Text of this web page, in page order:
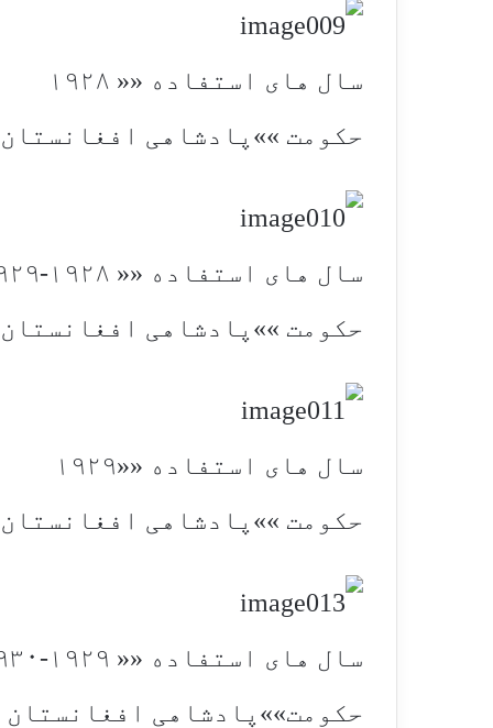
سال های استفاده «« ۱۹۲۸
حکومت »»پادشاهی افغانستان
سال های استفاده «« ۱۹۲۸-۱۹۲۹
حکومت »»پادشاهی افغانستان
سال های استفاده ««۱۹۲۹
حکومت »»پادشاهی افغانستان
سال های استفاده «« ۱۹۲۹-۱۹۳۰
حکومت»»پادشاهی افغانستان